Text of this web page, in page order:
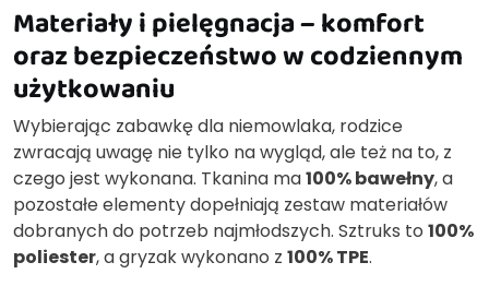
Materiały i pielęgnacja – komfort
oraz bezpieczeństwo w codziennym
użytkowaniu
Wybierając zabawkę dla niemowlaka, rodzice
zwracają uwagę nie tylko na wygląd, ale też na to, z
czego jest wykonana. Tkanina ma100% bawełny, a
pozostałe elementy dopełniają zestaw materiałów
dobranych do potrzeb najmłodszych. Sztruks to 100%
poliester, a gryzak wykonano z 100% TPE.